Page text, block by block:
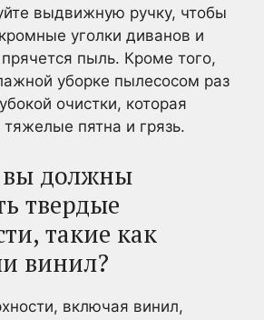
выдвижную ручку, чтобы
уголки диванов и
прячется пыль. Кроме того,
уборке пылесосом раз
очистки, которая
пятна и грязь.
вы должны
твердые
такие как
винил?
включая винил,